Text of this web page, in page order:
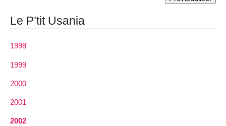
Le P’tit Usania
1998
1999
2000
2001
2002